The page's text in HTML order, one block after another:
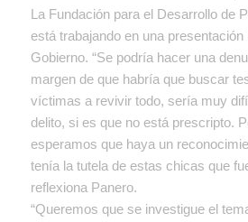
La Fundación para el Desarrollo de
está trabajando en una presentación
Gobierno. “Se podría hacer una
margen de que habría que buscar
víctimas a revivir todo, sería muy
delito, si es que no está prescripto.
esperamos que haya un
tenía la tutela de estas chicas que
reflexiona Panero.
“Queremos que se investigue el